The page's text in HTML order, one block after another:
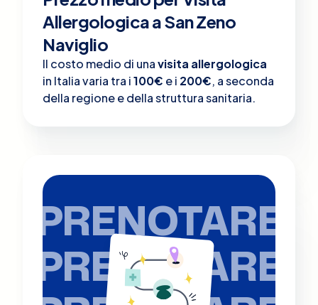
Allergologica a San Zeno
Naviglio
Il costo medio di unavisita allergologica
in Italia varia tra i100€ e i 200€, a seconda
della regione e della struttura sanitaria.
PRENOTARE
PRENOTARE